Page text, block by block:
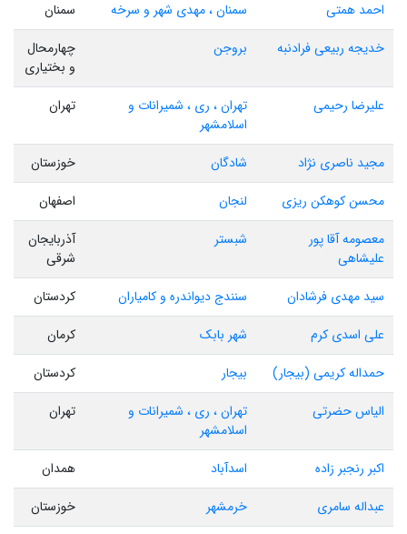
احمد همتی سمنان ، مهدی شهر و سرخه
سمنان
خدیجه ربیعی فرادنبه
بروجن
چهارمحال
و بختیاری
علیرضا رحیمی
تهران ، ری ، شمیرانات و
اسلامشهر
تهران
مجید ناصری نژاد شادگان
خوزستان
محسن کوهکن ریزی
لنجان
اصفهان
معصومه آقا پور
علیشاهی
شبستر
آذربایجان
شرقی
سید مهدی فرشادان
سنندج دیواندره و کامیاران
کردستان
علی اسدی کرم
شهر بابک
کرمان
حمداله کریمی (بیجار)
بیجار
کردستان
الیاس حضرتی
تهران ، ری ، شمیرانات و
اسلامشهر
تهران
اکبر رنجبر زاده اسدآباد
همدان
عبداله سامری
خرمشهر
خوزستان